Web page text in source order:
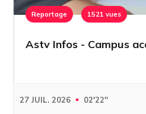
Reportage 1521 vues
Astv Infos - Campus
27 JUIL. 2026 02'22''